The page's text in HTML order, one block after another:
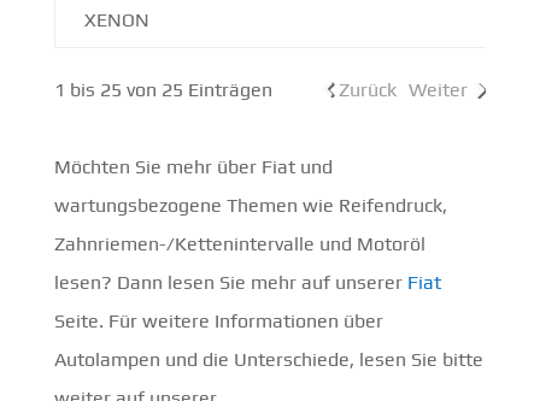
XENON
1 bis 25 von 25 Einträgen Zurück Weiter
Möchten Sie mehr über Fiat und
wartungsbezogene Themen wie Reifendruck,
Zahnriemen-/Kettenintervalle und Motoröl
lesen? Dann lesen Sie mehr auf unserer Fiat
Seite. Für weitere Informationen über
Autolampen und die Unterschiede, lesen Sie bitte